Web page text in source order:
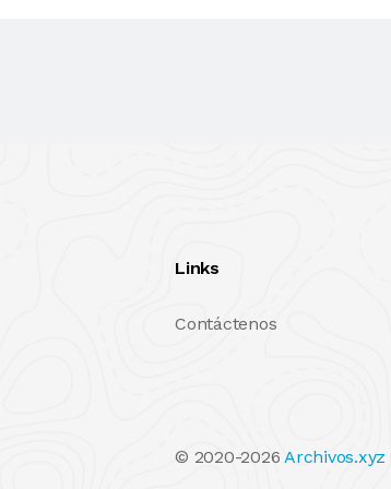
Links
Contáctenos
© 2020-2026Archivos.xyz